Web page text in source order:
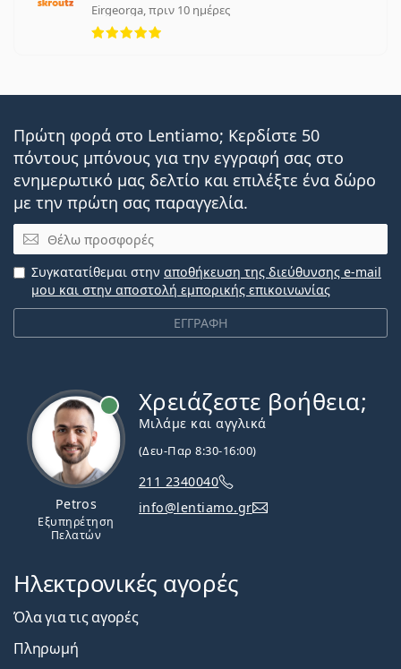
Eirgeorga, πριν 10 ημέρες
5 αξιολογήσεις από 5
Πρώτη φορά στο Lentiamo; Κερδίστε 50
πόντους μπόνους για την εγγραφή σας στο
ενημερωτικό μας δελτίο και επιλέξτε ένα δώρο
με την πρώτη σας παραγγελία.
Email
ΕΓΓΡΑΦΗ
Συγκατατίθεμαι στην αποθήκευση της διεύθυνσης e-mail
μου και στην αποστολή εμπορικής επικοινωνίας
Petros
Εξυπηρέτηση
Πελατών
Χρειάζεστε βοήθεια;
Μιλάμε και αγγλικά
(Δευ-Παρ 8:30-16:00)
211 2340040
info@lentiamo.gr
Ηλεκτρονικές αγορές
Όλα για τις αγορές
Πληρωμή